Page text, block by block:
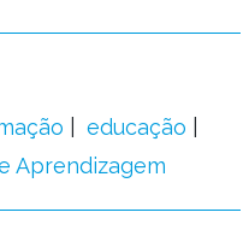
educação
Aprendizagem